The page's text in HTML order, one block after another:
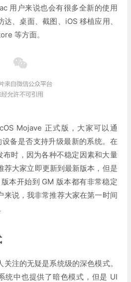
用户来说也会有很多全新的使用
、桌面、截图、iOS 移植应用、
等方面。
Mojave 正式版，大家可以通
备是否支持升级最新的系统。在
布时，因为各种不稳定因素和大量
荐大家立即更新到最新版本，但是
本开始到 GM 版本都有非常稳定
来说，我非常推荐大家在第一时间
注的无疑是系统级的深色模式。
统中也提供了暗色模式，但是 UI